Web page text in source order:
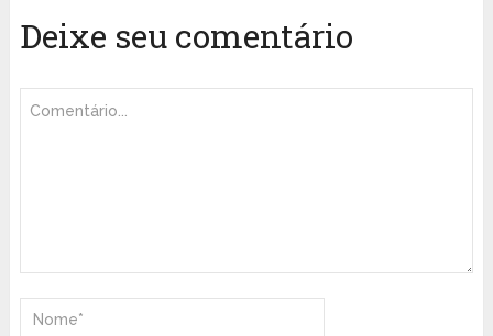
Deixe seu comentário